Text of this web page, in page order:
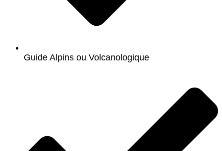
Guide Alpins ou Volcanologique